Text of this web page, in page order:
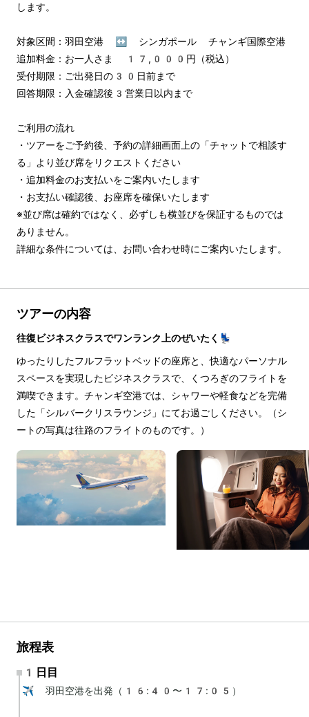
します。
対象区間：羽田空港 ↔︎ シンガポール チャンギ国際空港
追加料金：お一人さま 17,000円（税込）
受付期限：ご出発日の30日前まで
回答期限：入金確認後3営業日以内まで
ご利用の流れ
・ツアーをご予約後、予約の詳細画面上の「チャットで相談す
る」より並び席をリクエストください
・追加料金のお支払いをご案内いたします
・お支払い確認後、お座席を確保いたします
※並び席は確約ではなく、必ずしも横並びを保証するものでは
ありません。
詳細な条件については、お問い合わせ時にご案内いたします。
ツアーの内容
往復ビジネスクラスでワンランク上のぜいたく💺
ゆったりしたフルフラットベッドの座席と、快適なパーソナル
スペースを実現したビジネスクラスで、くつろぎのフライトを
満喫できます。チャンギ空港では、シャワーや軽食などを完備
した「シルバークリスラウンジ」にてお過ごしください。（シ
ートの写真は往路のフライトのものです。）
旅程表
1日目
✈️ 羽田空港を出発（16:40〜17:05）